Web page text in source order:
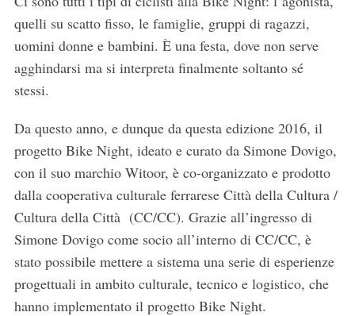
quelli su scatto fisso, le famiglie, gruppi di ragazzi,
uomini donne e bambini. È una festa, dove non serve
agghindarsi ma si interpreta finalmente soltanto sé
stessi.
Da questo anno, e dunque da questa edizione 2016, il
progetto Bike Night, ideato e curato da Simone Dovigo,
con il suo marchio Witoor, è co-organizzato e prodotto
dalla cooperativa culturale ferrarese Città della Cultura /
Cultura della Città (CC/CC). Grazie all’ingresso di
Simone Dovigo come socio all’interno di CC/CC, è
stato possibile mettere a sistema una serie di esperienze
progettuali in ambito culturale, tecnico e logistico, che
hanno implementato il progetto Bike Night.
S
e